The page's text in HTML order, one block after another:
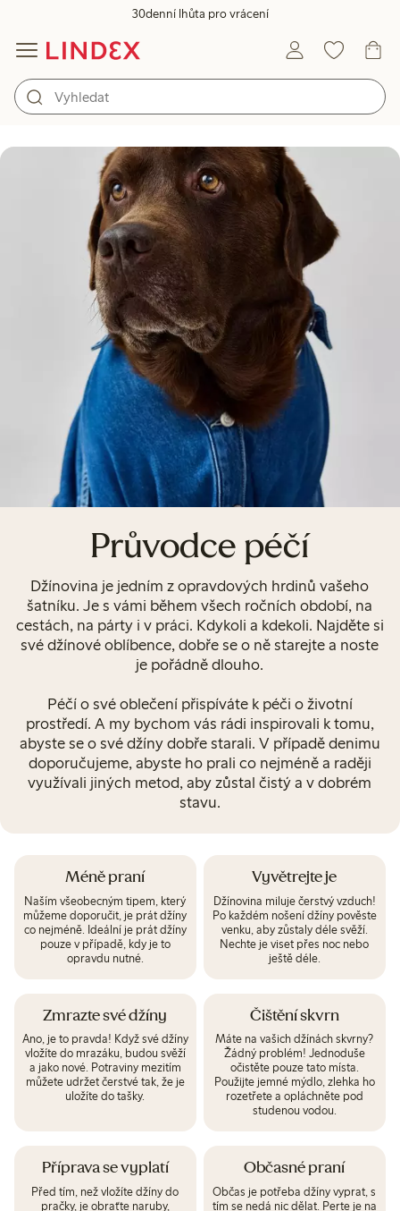
30denní lhůta pro vrácení
Průvodce péčí
Průvodce péčí
Džínovina je jedním z opravdových hrdinů vašeho
šatníku. Je s vámi během všech ročních období, na
cestách, na párty i v práci. Kdykoli a kdekoli. Najděte si
své džínové oblíbence, dobře se o ně starejte a noste
je pořádně dlouho.
Péčí o své oblečení přispíváte k péči o životní
prostředí. A my bychom vás rádi inspirovali k tomu,
abyste se o své džíny dobře starali. V případě denimu
doporučujeme, abyste ho prali co nejméně a raději
využívali jiných metod, aby zůstal čistý a v dobrém
stavu.
Méně praní
Naším všeobecným tipem, který
můžeme doporučit, je prát džíny
co nejméně. Ideální je prát džíny
pouze v případě, kdy je to
opravdu nutné.
Vyvětrejte je
Džínovina miluje čerstvý vzduch!
Po každém nošení džíny pověste
venku, aby zůstaly déle svěží.
Nechte je viset přes noc nebo
ještě déle.
Zmrazte své džíny
Ano, je to pravda! Když své džíny
vložíte do mrazáku, budou svěží
a jako nové. Potraviny mezitím
můžete udržet čerstvé tak, že je
uložíte do tašky.
Čištění skvrn
Máte na vašich džínách skvrny?
Žádný problém! Jednoduše
očistěte pouze tato místa.
Použijte jemné mýdlo, zlehka ho
rozetřete a opláchněte pod
studenou vodou.
Příprava se vyplatí
Před tím, než vložíte džíny do
pračky, je obraťte naruby,
Občasné praní
Občas je potřeba džíny vyprat, s
tím se nedá nic dělat. Perte je na